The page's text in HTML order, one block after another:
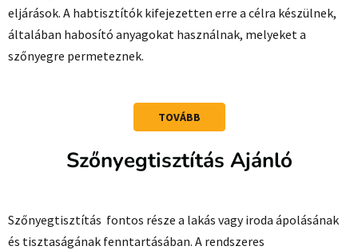
eljárások. A habtisztítók kifejezetten erre a célra készülnek,
általában habosító anyagokat használnak, melyeket a
szőnyegre permeteznek.
TOVÁBB
Szőnyegtisztítás Ajánló
Szőnyegtisztítás fontos része a lakás vagy iroda ápolásának
és tisztaságának fenntartásában. A rendszeres